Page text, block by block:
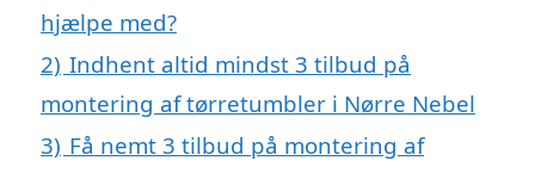
hjælpe med?
2) Indhent altid mindst 3 tilbud på
montering af tørretumbler i Nørre Nebel
3) Få nemt 3 tilbud på montering af